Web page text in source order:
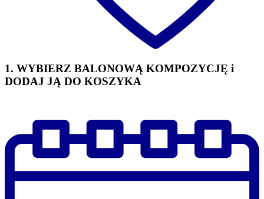
1. WYBIERZ BALONOWĄ KOMPOZYCJĘ i
DODAJ JĄ DO KOSZYKA